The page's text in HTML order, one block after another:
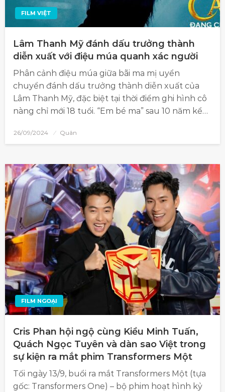
FILM VIỆT
Lâm Thanh Mỹ đánh dấu trưởng thành
diễn xuất với điệu múa quanh xác người
Phân cảnh điệu múa giữa bãi ma mị uyển
chuyển đánh dấu trưởng thành diễn xuất của
Lâm Thanh Mỹ, đặc biệt tại thời điểm ghi hình cô
nàng chỉ mới 18 tuổi. “Em bé ma” sau 10 năm kể…
26/09/2024 Quân
FILM NGOẠI
Cris Phan hội ngộ cùng Kiều Minh Tuấn,
Quách Ngọc Tuyên và dàn sao Việt trong
sự kiện ra mắt phim Transformers Một
Tối ngày 13/9, buổi ra mắt Transformers Một (tựa
gốc: Transformers One) – bộ phim hoạt hình kỷ